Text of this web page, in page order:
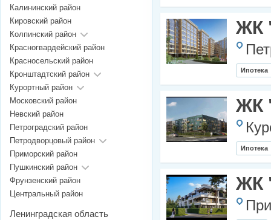
ЖК
Ипотека
ЖК
Ипотека
ЖК
Калининский район
Кировский район
Колпинский район
Красногвардейский район
Красносельский район
Кронштадтский район
Курортный район
Московский район
Невский район
Петроградский район
Петродворцовый район
Приморский район
Пушкинский район
Фрунзенский район
Центральный район
Ленинградская область